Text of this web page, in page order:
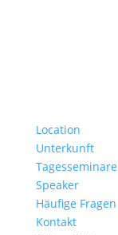
Location
Unterkunft
Tagesseminare
Speaker
Häufige Fragen
Kontakt